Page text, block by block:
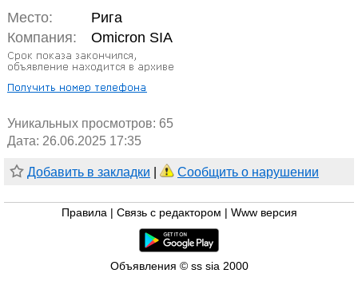
Место:
Рига
Компания:
Omicron SIA
Уникальных просмотров: 65
Дата: 26.06.2025 17:35
Добавить в закладки Сообщить о нарушении
Правила | Связь с редактором | Www версия
Объявления © ss sia 2000